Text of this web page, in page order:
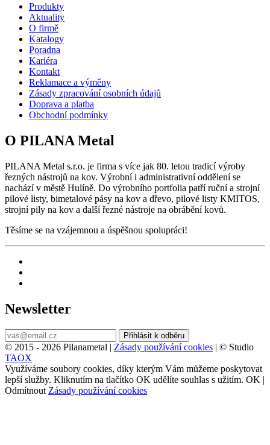
Produkty
Aktuality
O firmě
Katalogy
Poradna
Kariéra
Kontakt
Reklamace a výměny
Zásady zpracování osobních údajů
Doprava a platba
Obchodní podmínky
O PILANA Metal
PILANA Metal s.r.o. je firma s více jak 80. letou tradicí výroby
řezných nástrojů na kov. Výrobní i administrativní oddělení se
nachází v městě Hulíně. Do výrobního portfolia patří ruční a strojní
pilové listy, bimetalové pásy na kov a dřevo, pilové listy KMITOS,
strojní pily na kov a další řezné nástroje na obrábění kovů.
Těsíme se na vzájemnou a úspěšnou spolupráci!
Newsletter
Přihlásit k odběru
© 2015 - 2026 Pilanametal | Zásady používání cookies | © Studio
TAOX
Využíváme soubory cookies, díky kterým Vám můžeme poskytovat
lepší služby. Kliknutím na tlačítko OK udělíte souhlas s užitím. OK |
Odmítnout Zásady používání cookies